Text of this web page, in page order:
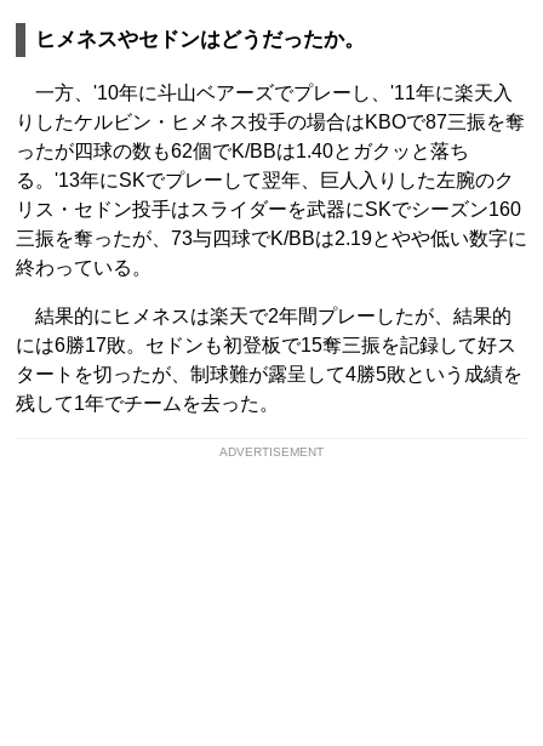
ヒメネスやセドンはどうだったか。
一方、'10年に斗山ベアーズでプレーし、'11年に楽天入
りしたケルビン・ヒメネス投手の場合はKBOで87三振を奪
ったが四球の数も62個でK/BBは1.40とガクッと落ち
る。'13年にSKでプレーして翌年、巨人入りした左腕のク
リス・セドン投手はスライダーを武器にSKでシーズン160
三振を奪ったが、73与四球でK/BBは2.19とやや低い数字に
終わっている。
結果的にヒメネスは楽天で2年間プレーしたが、結果的
には6勝17敗。セドンも初登板で15奪三振を記録して好ス
タートを切ったが、制球難が露呈して4勝5敗という成績を
残して1年でチームを去った。
ADVERTISEMENT